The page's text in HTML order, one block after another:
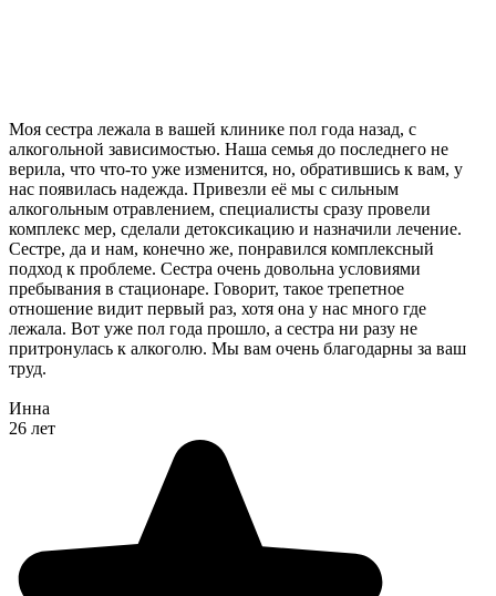
Моя сестра лежала в вашей клинике пол года назад, с
алкогольной зависимостью. Наша семья до последнего не
верила, что что-то уже изменится, но, обратившись к вам, у
нас появилась надежда. Привезли её мы с сильным
алкогольным отравлением, специалисты сразу провели
комплекс мер, сделали детоксикацию и назначили лечение.
Сестре, да и нам, конечно же, понравился комплексный
подход к проблеме. Сестра очень довольна условиями
пребывания в стационаре. Говорит, такое трепетное
отношение видит первый раз, хотя она у нас много где
лежала. Вот уже пол года прошло, а сестра ни разу не
притронулась к алкоголю. Мы вам очень благодарны за ваш
труд.
Инна
26 лет